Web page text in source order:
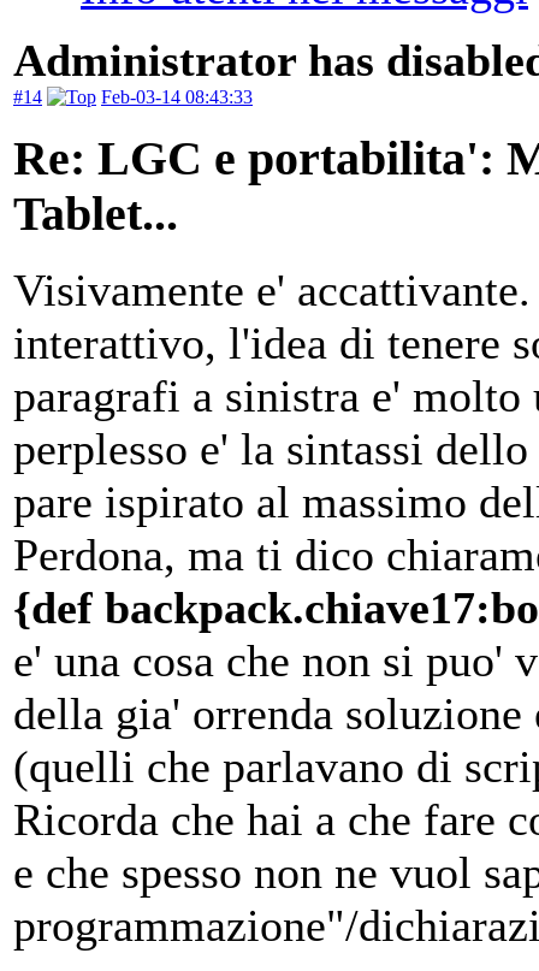
Administrator has
#14 Feb-03-14 08:43:33
Re: LGC e portabilita':
Tablet...
Visivamente e'
interattivo, l'idea di tenere
paragrafi a sinistra e'
perplesso e' la sintassi
pare ispirato al massimo
Perdona, ma ti dico
{def
e' una cosa che non si puo'
della gia' orrenda
(quelli che parlavano di
Ricorda che hai a che fare
e che spesso non ne vuol
programmazione"/